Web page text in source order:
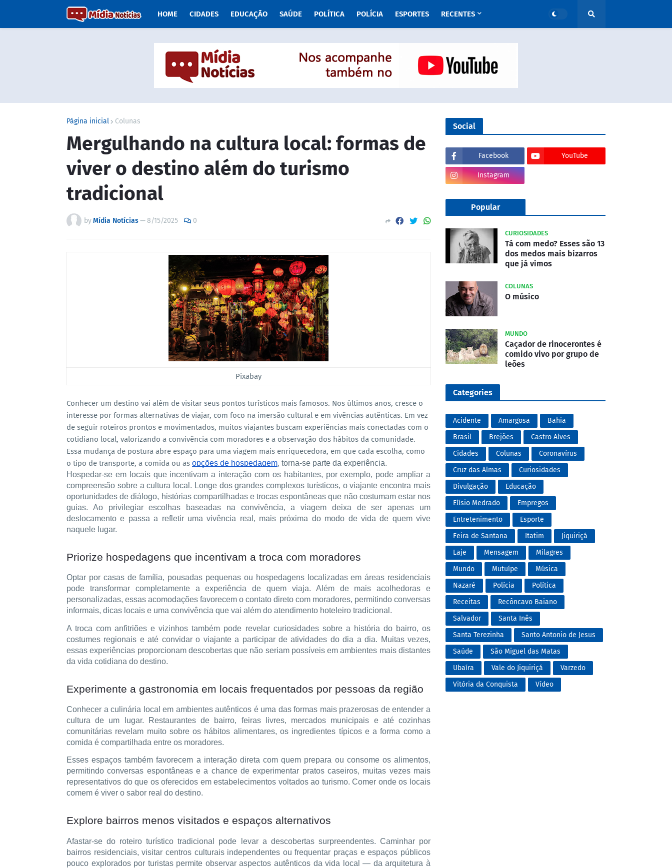
HOME CIDADES EDUCAÇÃO SAÚDE POLÍTICA POLÍCIA ESPORTES RECENTES
Página inicial Colunas
Mergulhando na cultura local: formas de
viver o destino além do turismo
tradicional
byMídia Notícias—8/15/2025 0
Pixabay
Conhecer um destino vai além de visitar seus pontos turísticos mais famosos. Nos últimos anos, cresce o
interesse por formas alternativas de viajar, com foco na imersão cultural e em vivências autênticas. Em vez
de seguir roteiros prontos e movimentados, muitos viajantes buscam experiências mais conectadas com o
cotidiano local, valorizando a convivência com moradores e a observação dos hábitos da comunidade.
Essa mudança de postura abre espaço para uma viagem mais enriquecedora, em que cada escolha, como
o tipo de transporte, a comida ou as opções de hospedagem, torna-se parte da experiência.
Hospedar-se em locais que incentivam a interação com os habitantes, por exemplo, pode ampliar a
compreensão sobre a cultura local. Longe dos grandes complexos turísticos, o viajante encontra mais
oportunidades de diálogo, histórias compartilhadas e trocas espontâneas que não costumam estar nos
guias. Ao privilegiar escolhas baseadas na convivência, a viagem deixa de ser apenas um
deslocamento e passa a refletir uma vivência real, mais próxima do modo de vida de quem vive
naquele lugar.
Priorize hospedagens que incentivam a troca com moradores
Optar por casas de família, pousadas pequenas ou hospedagens localizadas em áreas residenciais
pode transformar completamente a experiência de quem viaja. Além de mais acolhedoras e
personalizadas, essas acomodações favorecem o contato direto com moradores, permitindo conversas
informais, dicas locais e uma convivência que vai além do atendimento hoteleiro tradicional.
A troca com anfitriões e vizinhos também pode revelar curiosidades sobre a história do bairro, os
costumes regionais e até convidar o viajante a participar de atividades do dia a dia. Muitas vezes,
essas experiências proporcionam descobertas que não seriam possíveis em ambientes mais distantes
da vida cotidiana do destino.
Experimente a gastronomia em locais frequentados por pessoas da região
Conhecer a culinária local em ambientes autênticos é uma das formas mais prazerosas de entender a
cultura de um lugar. Restaurantes de bairro, feiras livres, mercados municipais e até cozinhas
comunitárias revelam muito sobre os hábitos alimentares, os ingredientes típicos e a forma como a
comida é compartilhada entre os moradores.
Esses espaços também favorecem a interação direta com quem prepara ou consome os alimentos,
permitindo conversas espontâneas e a chance de experimentar pratos caseiros, muitas vezes mais
representativos do que os oferecidos em estabelecimentos voltados ao turismo. Comer onde os locais
comem é viver o sabor real do destino.
Explore bairros menos visitados e espaços alternativos
Afastar-se do roteiro turístico tradicional pode levar a descobertas surpreendentes. Caminhar por
bairros residenciais, visitar centros culturais independentes ou frequentar praças e espaços públicos
pouco explorados por turistas permite observar aspectos autênticos da vida local — da arquitetura à
Social
Facebook YouTube
Instagram
Popular
CURIOSIDADES
Tá com medo? Esses são 13
dos medos mais bizarros
que já vimos
COLUNAS
O músico
MUNDO
Caçador de rinocerontes é
comido vivo por grupo de
leões
Categories
Acidente Amargosa
Bahia
Brasil
Brejões
Castro Alves
Cidades
Colunas
Coronavírus
Cruz das Almas
Curiosidades
Divulgação
Educação
Elísio Medrado
Empregos
Entretenimento
Esporte
Feira de Santana
Itatim
Jiquiriçá
Laje
Mensagem
Milagres
Mundo
Mutuípe
Música
Nazaré
Polícia
Política
Receitas
Recôncavo Baiano
Salvador
Santa Inês
Santa Terezinha
Santo Antonio de Jesus
Saúde
São Miguel das Matas
Ubaíra
Vale do Jiquiriçá
Varzedo
Vitória da Conquista
Vídeo